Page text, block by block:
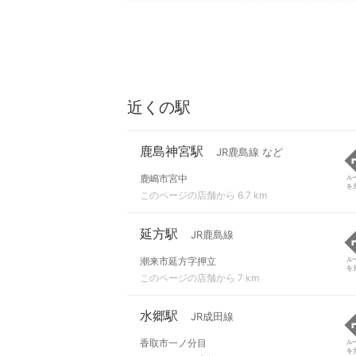
近くの駅
鹿島神宮駅 JR鹿島線 など
鹿嶋市宮中
このページの店舗から 6.7 km
ル
を
延方駅 JR鹿島線
潮来市延方字押立
このページの店舗から 7 km
ル
を
水郷駅 JR成田線
香取市一ノ分目
ル
を